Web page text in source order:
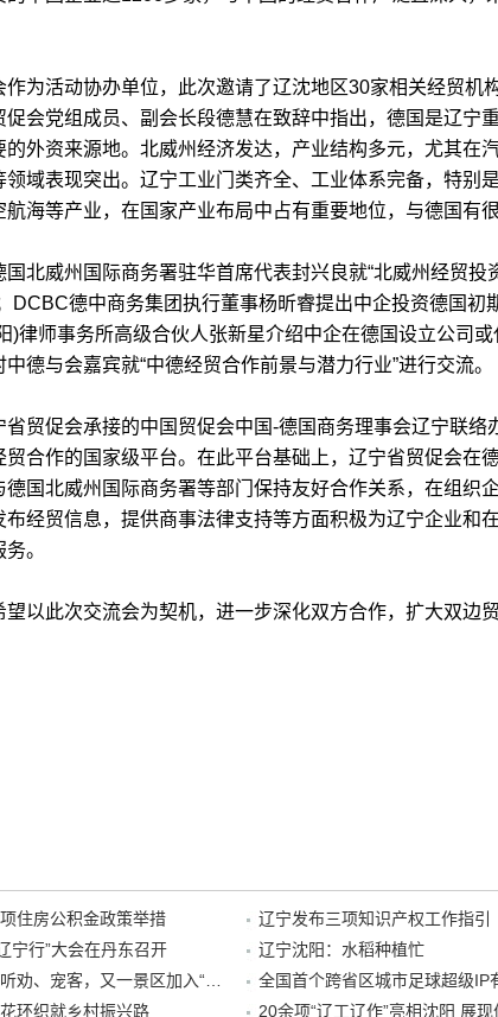
活动协办单位，此次邀请了辽沈地区30家相关经贸机
促会党组成员、副会长段德慧在致辞中指出，德国是辽宁
的外资来源地。北威州经济发达，产业结构多元，尤其在
领域表现突出。辽宁工业门类齐全、工业体系完备，特别
海等产业，在国家产业布局中占有重要地位，与德国有很
威州国际商务署驻华首席代表封兴良就“北威州经贸投
DCBC德中商务集团执行董事杨昕睿提出中企投资德国初
)律师事务所高级合伙人张新星介绍中企在德国设立公司
德与会嘉宾就“中德经贸合作前景与潜力行业”进行交流。
促会承接的中国贸促会中国-德国商务理事会辽宁联络
贸合作的国家级平台。在此平台基础上，辽宁省贸促会在
国北威州国际商务署等部门保持友好合作关系，在组织
布经贸信息，提供商事法律支持等方面积极为辽宁企业和
。
此次交流会为契机，进一步深化双方合作，扩大双边
住房公积金政策举措
辽宁发布三项知识产权工作指引
宁行”大会在丹东召开
辽宁沈阳：水稻种植忙
环织就乡村振兴路
20余项“辽工辽作”亮相沈阳 展